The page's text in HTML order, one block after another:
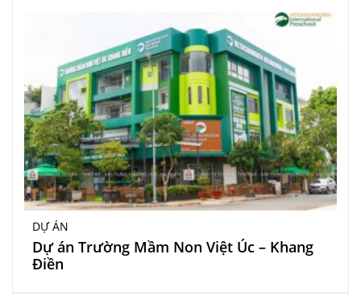
DỰ ÁN
Dự án Trường Mầm Non Việt Úc – Khang
Điền